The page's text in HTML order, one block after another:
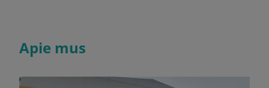
Apie mus